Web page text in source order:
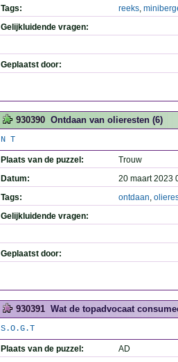
Tags:
reeks,
Gelijkluidende vragen:
Geplaatst door:
930390 Ontdaan van olieresten (6)
N T
Plaats van de puzzel:
Trouw
Datum:
20 maart 2023
Tags:
ontdaan,
Gelijkluidende vragen:
Geplaatst door:
930391 Wat de topadvocaat
S.O.G.T
Plaats van de puzzel:
AD